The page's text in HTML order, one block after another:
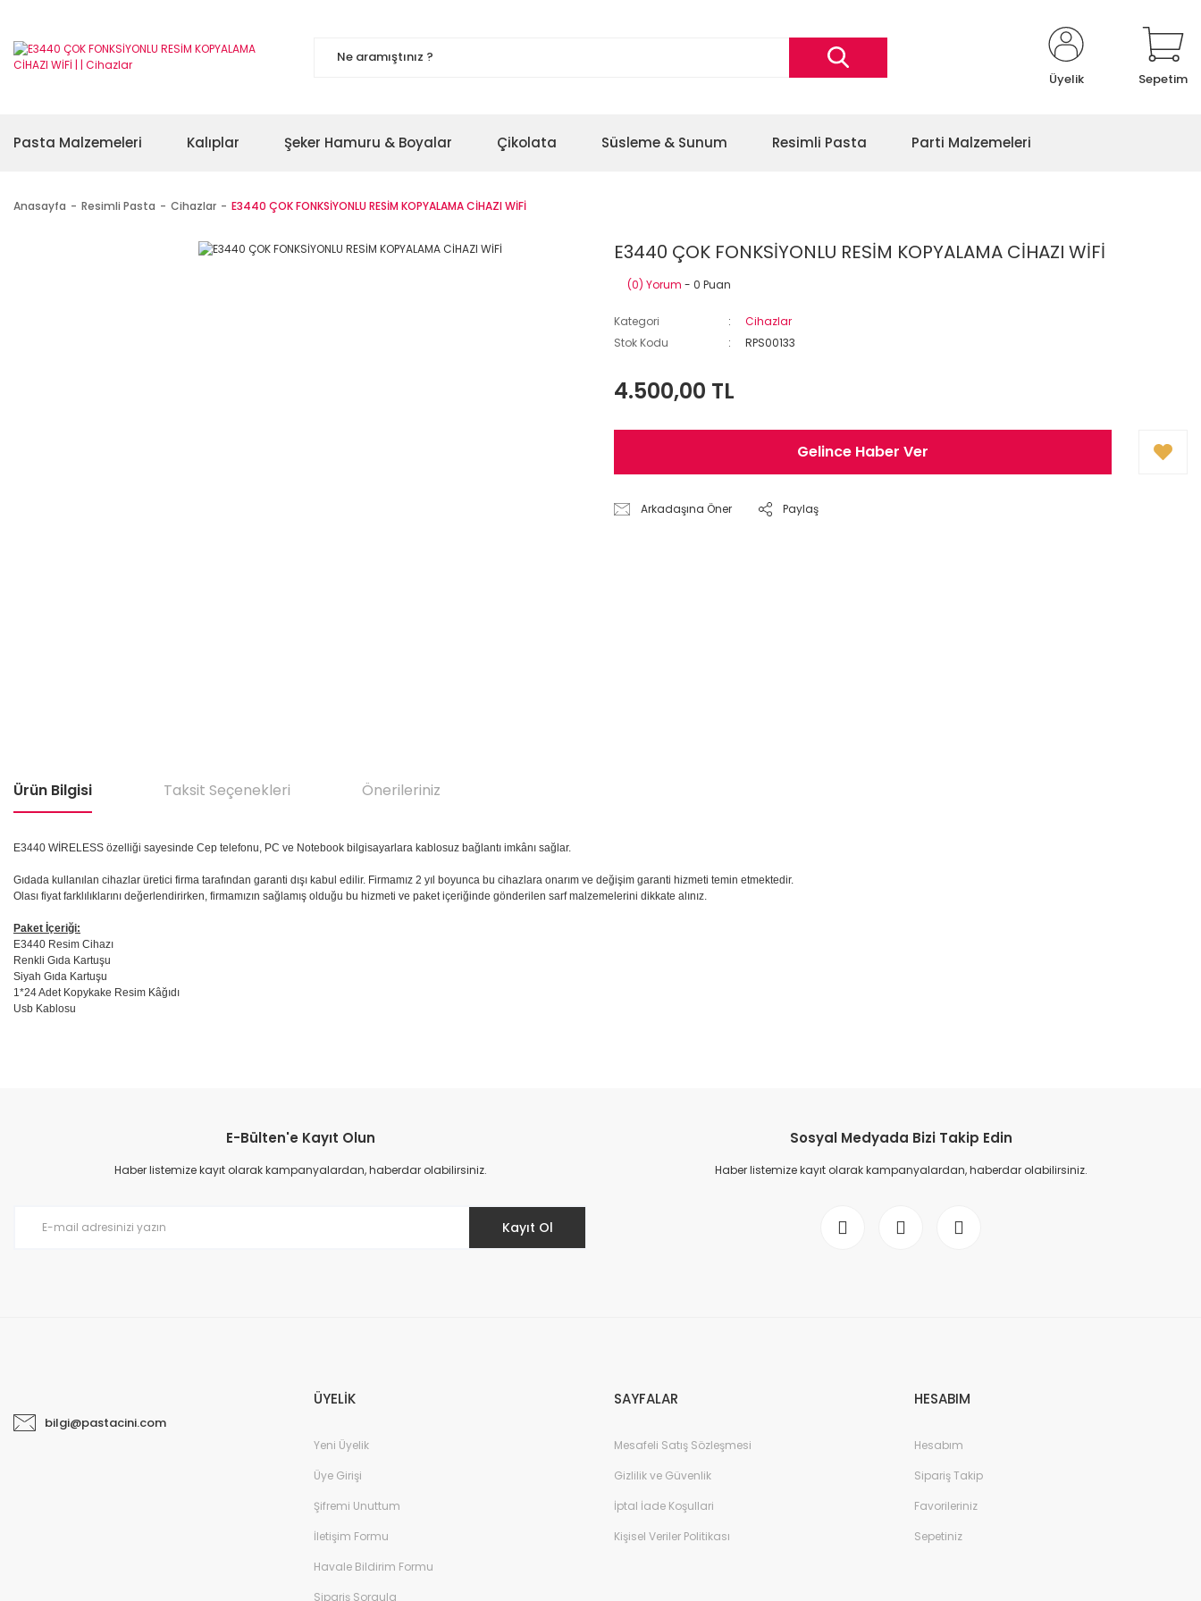
Üyelik Sepetim
Pasta Malzemeleri Kalıplar Şeker Hamuru & Boyalar Çikolata Süsleme & Sunum Resimli Pasta Parti Malzemeleri
Anasayfa Resimli Pasta Cihazlar E3440 ÇOK FONKSİYONLU RESİM KOPYALAMA CİHAZI WİFİ
E3440 ÇOK FONKSİYONLU RESİM KOPYALAMA CİHAZI WİFİ
(0) Yorum - 0 Puan
Kategori
Cihazlar
Stok Kodu
RPS00133
4.500,00 TL
Gelince Haber Ver
Arkadaşına Öner Paylaş
Ürün Bilgisi Taksit Seçenekleri Önerileriniz
E3440 WİRELESS özelliği sayesinde Cep telefonu, PC ve Notebook bilgisayarlara kablosuz bağlantı imkânı sağlar.
Gıdada kullanılan cihazlar üretici firma tarafından garanti dışı kabul edilir. Firmamız 2 yıl boyunca bu cihazlara onarım ve değişim garanti hizmeti temin etmektedir.
Olası fiyat farklılıklarını değerlendirirken, firmamızın sağlamış olduğu bu hizmeti ve paket içeriğinde gönderilen sarf malzemelerini dikkate alınız.
Paket İçeriği:
E3440 Resim Cihazı
Renkli Gıda Kartuşu
Siyah Gıda Kartuşu
1*24 Adet Kopykake Resim Kâğıdı
Usb Kablosu
Ürün resmi kalitesiz, bozuk veya görüntülenemiyor.
Ürün açıklamasında eksik bilgiler bulunuyor.
E-Bülten'e Kayıt Olun
Haber listemize kayıt olarak kampanyalardan, haberdar olabilirsiniz.
Kayıt Ol
Sosyal Medyada Bizi Takip Edin
Haber listemize kayıt olarak kampanyalardan, haberdar olabilirsiniz.
bilgi@pastacini.com
ÜYELİK
Yeni Üyelik
Üye Girişi
Şifremi Unuttum
İletişim Formu
Havale Bildirim Formu
Sipariş Sorgula
SAYFALAR
Mesafeli Satış Sözleşmesi
Gizlilik ve Güvenlik
İptal İade Koşullari
Kişisel Veriler Politikası
HESABIM
Hesabım
Sipariş Takip
Favorileriniz
Sepetiniz